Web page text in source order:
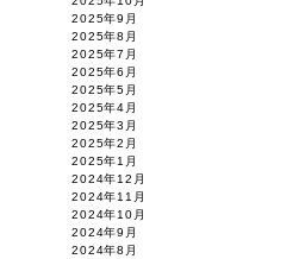
2025年9月
2025年8月
2025年7月
2025年6月
2025年5月
2025年4月
2025年3月
2025年2月
2025年1月
2024年12月
2024年11月
2024年10月
2024年9月
2024年8月